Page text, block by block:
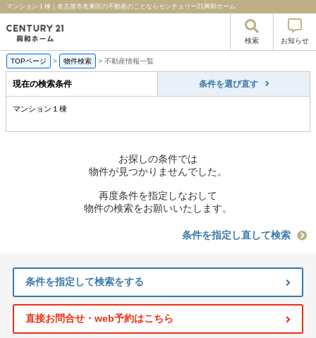
マンション１棟｜名古屋市名東区の不動産のことならセンチュリー21興和ホーム
検索 お知らせ
TOPページ > 物件検索 > 不動産情報一覧
現在の検索条件 条件を選び直す
マンション１棟
お探しの条件では
物件が見つかりませんでした。
再度条件を指定しなおして
物件の検索をお願いいたします。
条件を指定し直して検索
条件を指定して検索をする
直接お問合せ・web予約はこちら